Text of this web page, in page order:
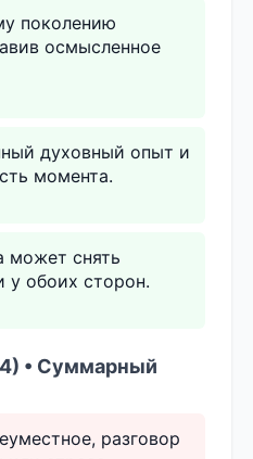
поколению
осмысленное
духовный опыт и
момента.
может снять
у обоих сторон.
• Суммарный
разговор